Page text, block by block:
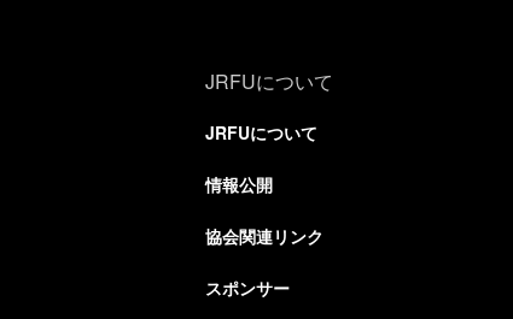
JRFUについて
JRFUについて
情報公開
協会関連リンク
スポンサー